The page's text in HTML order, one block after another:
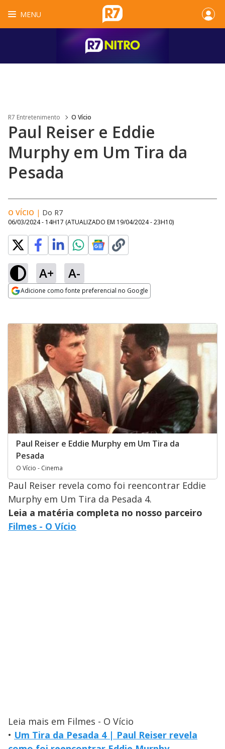
MENU
R7 Entretenimento O Vício
Paul Reiser e Eddie
Murphy em Um Tira da
Pesada
O VÍCIO | Do R7
06/03/2024 - 14H17 (ATUALIZADO EM 19/04/2024 - 23H10)
A+ A-
Adicione como fonte preferencial no Google
Paul Reiser e Eddie Murphy em Um Tira da
Pesada
O Vício - Cinema
Paul Reiser revela como foi reencontrar Eddie
Murphy em Um Tira da Pesada 4.
Leia a matéria completa no nosso parceiro
Filmes - O Vício
Leia mais em Filmes - O Vício
• Um Tira da Pesada 4 | Paul Reiser revela